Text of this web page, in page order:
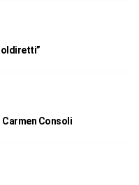
Consoli